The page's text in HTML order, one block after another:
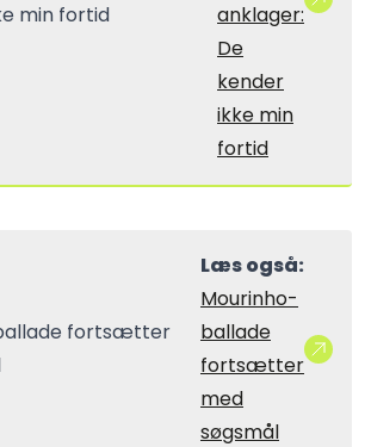
anklager:
De
kender
ikke min
fortid
Læs også:
Mourinho-
ballade
fortsætter
med
søgsmål